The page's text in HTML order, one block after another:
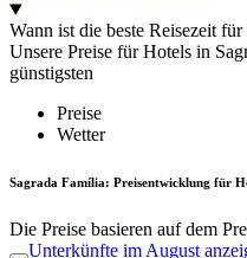
Wann ist die beste Reisezeit
Unsere Preise für Hotels in
günstigsten
Preise
Wetter
Sagrada Família: Preisentwicklung für
Die Preise basieren auf dem
Unterkünfte im August